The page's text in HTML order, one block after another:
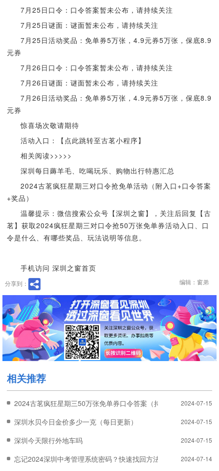
7月25日口令：口令答案暂未公布，请持续关注
7月25日谜面：谜面暂未公布，请持续关注
7月25日活动奖品：免单券5万张，4.9元券5万张，保底8.9
元券
7月26日口令：口令答案暂未公布，请持续关注
7月26日谜面：谜面暂未公布，请持续关注
7月26日活动奖品：免单券5万张，4.9元券5万张，保底8.9
元券
惊喜场次敬请期待
活动入口：【点此跳转至古茗小程序】
相关阅读>>>>>
深圳每日薅羊毛、吃喝玩乐、购物出行特惠汇总
2024古茗疯狂星期三对口令抢免单活动（附入口+口令答案
+奖品）
温馨提示：微信搜索公众号【深圳之窗】，关注后回复【古
茗】获取2024疯狂星期三对口令抢50万张免单券活动入口、口
令是什么、有哪些奖品、玩法说明等信息。
手机访问 深圳之窗首页
分享到： 编辑：窗弟
相关推荐
2024古茗疯狂星期三50万张免单券口令答案（持续更新）2024-07-15
深圳水贝今日金价多少一克（每日更新） 2024-07-15
深圳今天限行外地车吗 2024-07-15
忘记2024深圳中考管理系统密码？快速找回方法！ 2024-07-14